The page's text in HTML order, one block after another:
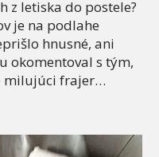
z letiska do postele?
je na podlahe
hnusné, ani
okomentoval s tým,
milujúci frajer…